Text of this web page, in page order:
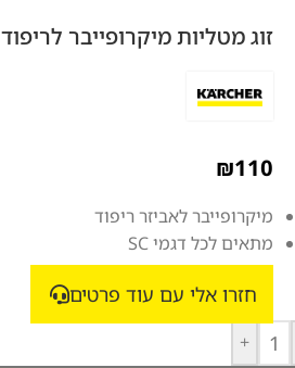
זוג מטליות מיקרופייבר לריפוד SC
₪110
מיקרופייבר לאביזר ריפוד
מתאים לכל דגמי SC
חזרו אלי עם עוד פרטים
+